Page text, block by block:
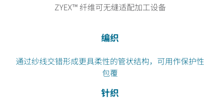
ZYEX™ 纤维可无缝适配加工设备
编织
通过纱线交错形成更具柔性的管状结构，可用作保护性
包覆
针织